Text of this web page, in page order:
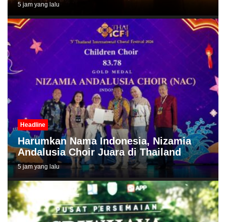
5 jam yang lalu
Headline
Harumkan Nama Indonesia, Nizamia
Andalusia Choir Juara di Thailand
5 jam yang lalu